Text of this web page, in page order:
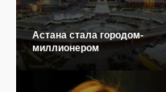
Астана стала городом-
миллионером